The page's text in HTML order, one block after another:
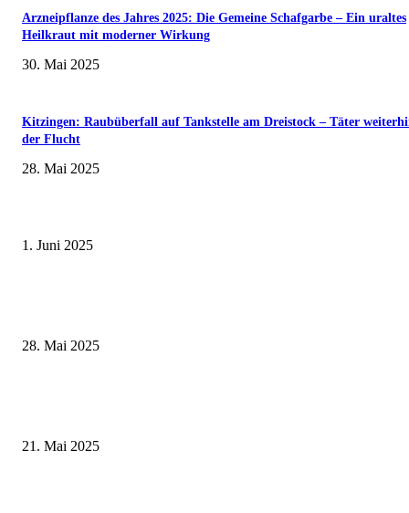
Arzneipflanze des Jahres 2025: Die Gemeine Schafgarbe – Ein uraltes
Heilkraut mit moderner Wirkung
30. Mai 2025
Kitzingen: Raubüberfall auf Tankstelle am Dreistock – Täter
der Flucht
28. Mai 2025
1. Juni 2025
28. Mai 2025
21. Mai 2025